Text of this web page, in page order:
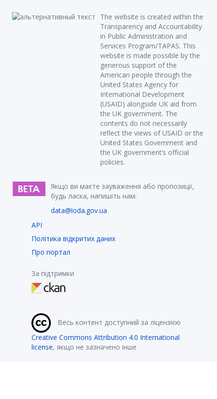
The website is created within the
Transparency and Accountability
in Public Administration and
Services Program/TAPAS. This
website is made possible by the
generous support of the
American people through the
United States Agency for
International Development
(USAID) alongside UK aid from
the UK government. The
contents do not necessarily
reflect the views of USAID or the
United States Government and
the UK government’s official
policies.
Якщо ви маєте зауваження або пропозиції,
будь ласка, напишіть нам:
data@loda.gov.ua
API
Політика відкритих даних
Про портал
За підтримки
Весь контент доступний за ліцензією
Creative Commons Attribution 4.0 International
license, якщо не зазначено інше